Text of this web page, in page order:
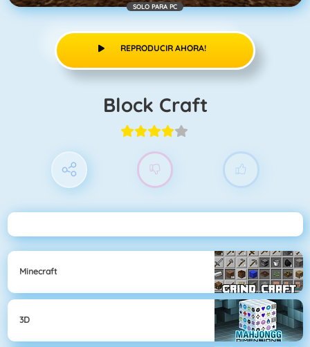
SOLO PARA PC
REPRODUCIR AHORA!
Block Craft
Minecraft
3D